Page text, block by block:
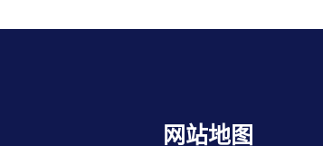
网站地图